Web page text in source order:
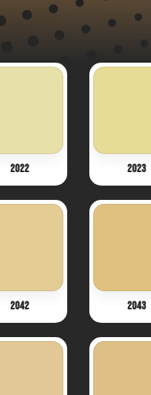
2022 2023
2042 2043